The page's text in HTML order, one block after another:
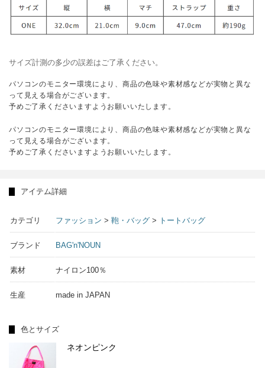
サイズ計測の多少の誤差はご了承ください。
パソコンのモニター環境により、商品の色味や素材感などが実物と異な
って見える場合がございます。
予めご了承くださいますようお願いいたします。
パソコンのモニター環境により、商品の色味や素材感などが実物と異な
って見える場合がございます。
予めご了承くださいますようお願いいたします。
アイテム詳細
カテゴリ ファッション > 鞄・バッグ > トートバッグ
ブランド BAG'n'NOUN
素材 ナイロン100％
生産 made in JAPAN
色とサイズ
ネオンピンク